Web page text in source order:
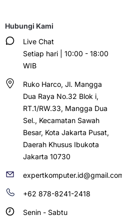
Hubungi Kami
Live Chat
Setiap hari | 10:00 - 18:00
WIB
Ruko Harco, Jl. Mangga
Dua Raya No.32 Blok i,
RT.1/RW.33, Mangga Dua
Sel., Kecamatan Sawah
Besar, Kota Jakarta Pusat,
Daerah Khusus Ibukota
Jakarta 10730
+62 878-8241-2418
Senin - Sabtu